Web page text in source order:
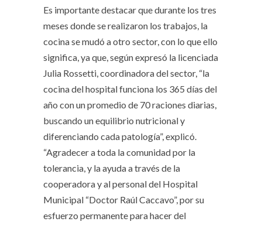
Es importante destacar que durante los tres
meses donde se realizaron los trabajos, la
cocina se mudó a otro sector, con lo que ello
significa, ya que, según expresó la licenciada
Julia Rossetti, coordinadora del sector, “la
cocina del hospital funciona los 365 días del
año con un promedio de 70 raciones diarias,
buscando un equilibrio nutricional y
diferenciando cada patología”, explicó.
“Agradecer a toda la comunidad por la
tolerancia, y la ayuda a través de la
cooperadora y al personal del Hospital
Municipal “Doctor Raúl Caccavo”, por su
esfuerzo permanente para hacer del